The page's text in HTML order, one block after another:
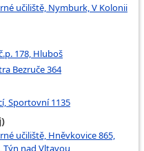
učiliště, Nymburk, V Kolonii
178, Hluboš
Bezruče 364
Sportovní 1135
učiliště, Hněvkovice 865,
Týn nad Vltavou